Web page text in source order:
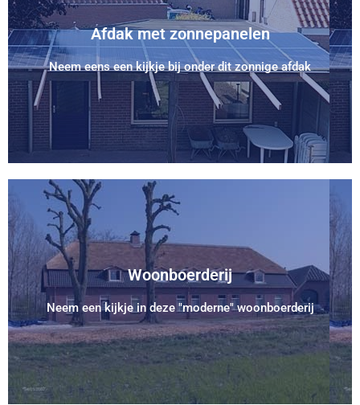
Afdak met zonnepanelen
Neem eens een kijkje bij onder dit zonnige afdak
Afdak met zonnepanelen
Voorzien van 14 zonnepanelen
Bekijk Project
Woonboerderij
Neem een kijkje in deze "moderne" woonboerderij
Woonboerderij
Helemaal klaar voor de toekomst!
Bekijk Project